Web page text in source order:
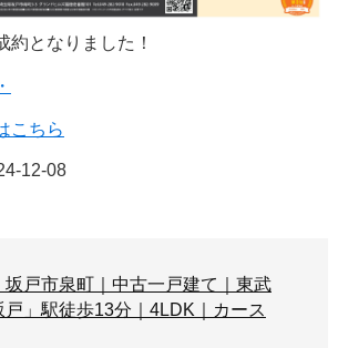
約となりました！
こちら
12-08
坂戸市泉町｜中古一戸建て｜東武
」駅徒歩13分｜4LDK｜カース